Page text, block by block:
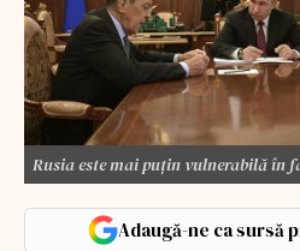
Rusia este mai puțin vulnerabilă în
Adaugă-ne ca sursă